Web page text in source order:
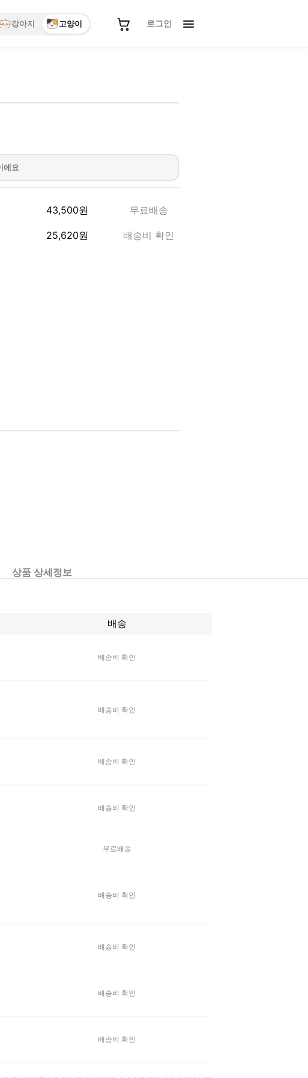
강아지 고양이 로그인
에요
43,500원 무료배송
25,620원 배송비 확인
상품 상세정보
배송
배송비 확인
배송비 확인
배송비 확인
배송비 확인
무료배송
배송비 확인
배송비 확인
배송비 확인
배송비 확인